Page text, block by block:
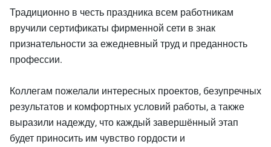
Традиционно в честь праздника всем работникам
вручили сертификаты фирменной сети в знак
признательности за ежедневный труд и преданность
профессии.
Коллегам пожелали интересных проектов, безупречных
результатов и комфортных условий работы, а также
выразили надежду, что каждый завершённый этап
будет приносить им чувство гордости и